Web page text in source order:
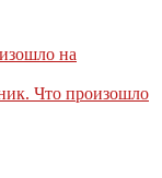
на
Что произошло